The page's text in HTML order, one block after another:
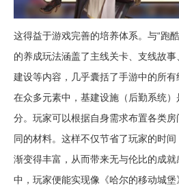
这得益于游戏完善的培养体系。与“跑
的养成玩法涵盖了主线关卡、支线故
建设等内容，几乎囊括了手游中的所有
在众多元素中，基建设施（后勤系统
分。玩家可以根据自身需求布置各类
同的材料。这样不仅节省了玩家的时
渐变得丰富，从而带来无与伦比的成
中，玩家便能实现像《哈尔的移动城